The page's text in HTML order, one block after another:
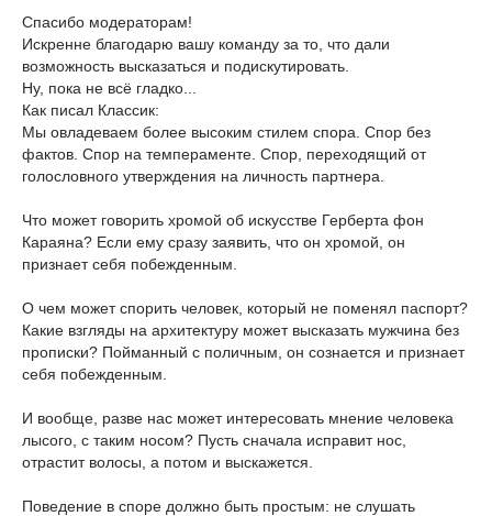
Спасибо модераторам!
Искренне благодарю вашу команду за то, что дали
возможность высказаться и подискутировать.
Ну, пока не всё гладко...
Как писал Классик:
Мы овладеваем более высоким стилем спора. Спор без
фактов. Спор на темпераменте. Спор, переходящий от
голословного утверждения на личность партнера.
Что может говорить хромой об искусстве Герберта фон
Караяна? Если ему сразу заявить, что он хромой, он
признает себя побежденным.
О чем может спорить человек, который не поменял паспорт?
Какие взгляды на архитектуру может высказать мужчина без
прописки? Пойманный с поличным, он сознается и признает
себя побежденным.
И вообще, разве нас может интересовать мнение человека
лысого, с таким носом? Пусть сначала исправит нос,
отрастит волосы, а потом и выскажется.
Поведение в споре должно быть простым: не слушать